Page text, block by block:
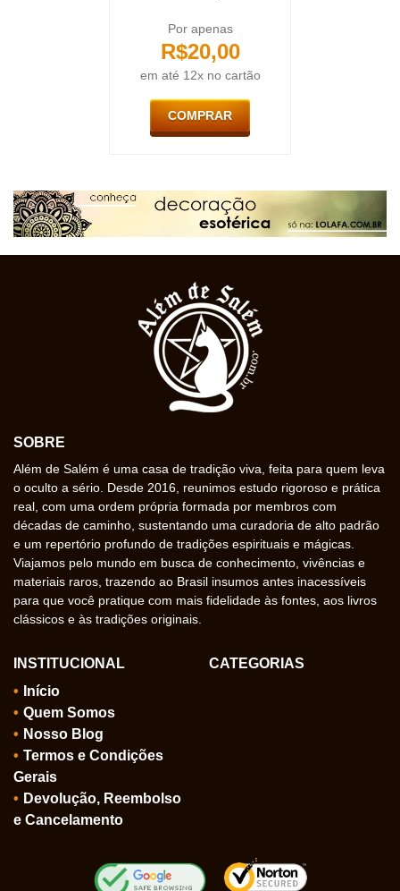
Por apenas
R$20,00
em até 12x no cartão
COMPRAR
SOBRE
Além de Salém é uma casa de tradição viva, feita para quem leva
o oculto a sério. Desde 2016, reunimos estudo rigoroso e prática
real, com uma ordem própria formada por membros com
décadas de caminho, sustentando uma curadoria de alto padrão
e um repertório profundo de tradições espirituais e mágicas.
Viajamos pelo mundo em busca de conhecimento, vivências e
materiais raros, trazendo ao Brasil insumos antes inacessíveis
para que você pratique com mais fidelidade às fontes, aos livros
clássicos e às tradições originais.
INSTITUCIONAL
Início
Quem Somos
Nosso Blog
Termos e Condições
Gerais
Devolução, Reembolso
e Cancelamento
CATEGORIAS